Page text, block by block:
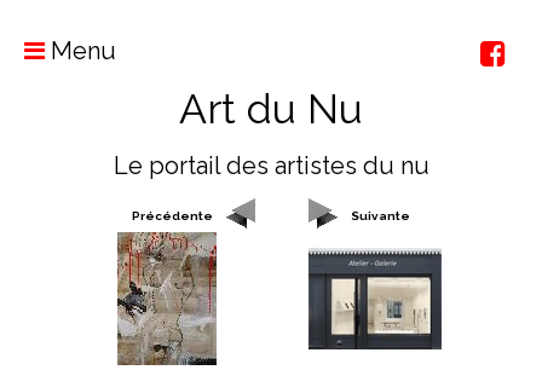
Menu
Art du Nu
Le portail des artistes du nu
Précédente Suivante